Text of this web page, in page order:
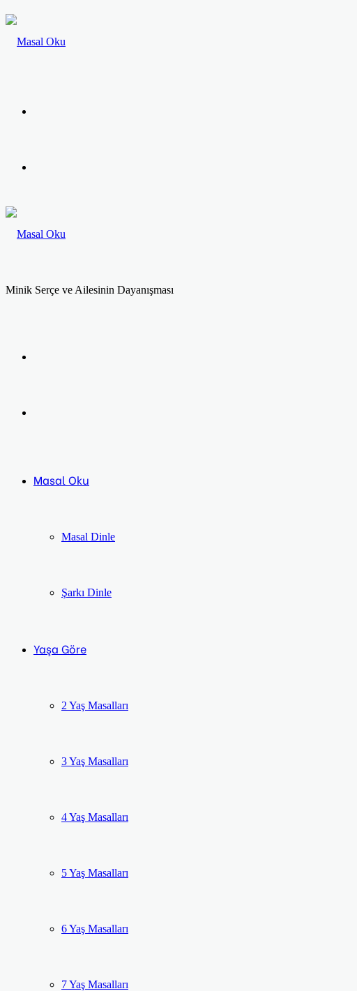
Minik Serçe ve Ailesinin Dayanışması
Masal Oku
Masal Dinle
Şarkı Dinle
Yaşa Göre
2 Yaş Masalları
3 Yaş Masalları
4 Yaş Masalları
5 Yaş Masalları
6 Yaş Masalları
7 Yaş Masalları